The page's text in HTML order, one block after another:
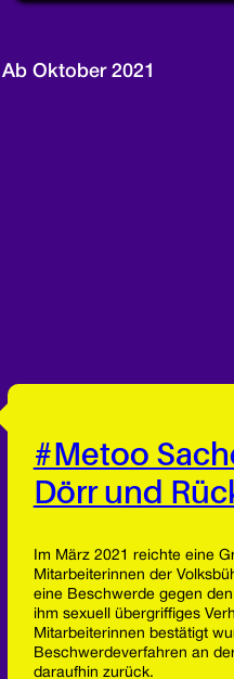
Ab Oktober 2021
#Metoo
Dörr und
Im März 2021 reichte eine
Mitarbeiterinnen der
eine Beschwerde gegen
ihm sexuell übergriffiges
Mitarbeiterinnen bestätigt
Beschwerdeverfahren an
daraufhin zurück.